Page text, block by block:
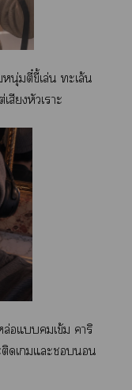
นุ่มตี๋ขี้เล่น ทะเล้น
ยงหัวเราะ
อแเข้ม าริ
ดเแะ